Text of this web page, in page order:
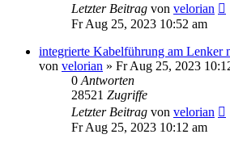
Letzter Beitrag von velorian
Fr Aug 25, 2023 10:52 am
integrierte Kabelführung am Lenker
von velorian » Fr Aug 25, 2023
0Antworten
28521 Zugriffe
Letzter Beitrag von velorian
Fr Aug 25, 2023 10:12 am